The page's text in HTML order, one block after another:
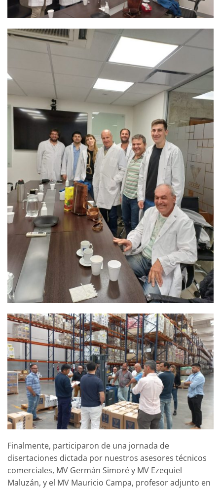
Finalmente, participaron de una jornada de
disertaciones dictada por nuestros asesores técnicos
comerciales, MV Germán Simoré y MV Ezequiel
Maluzán, y el MV Mauricio Campa, profesor adjunto en